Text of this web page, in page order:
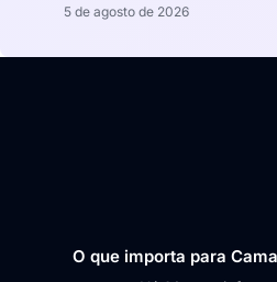
5 de agosto de 2026
O que importa para